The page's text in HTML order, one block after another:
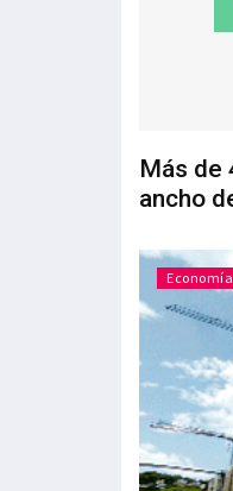
Más de
ancho